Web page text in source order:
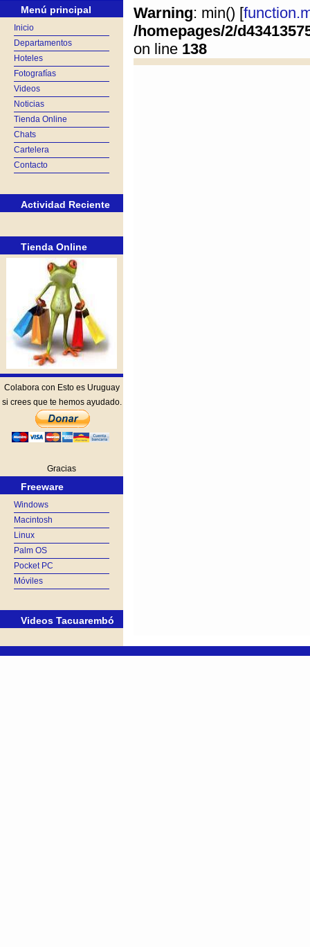
Menú principal
Inicio
Departamentos
Hoteles
Fotografías
Videos
Noticias
Tienda Online
Chats
Cartelera
Contacto
Actividad Reciente
Tienda Online
Colabora con Esto es Uruguay
si crees que te hemos ayudado.
Gracias
Freeware
Windows
Macintosh
Linux
Palm OS
Pocket PC
Móviles
Videos Tacuarembó
Warning: min() [
/homepages/2/
on line 138